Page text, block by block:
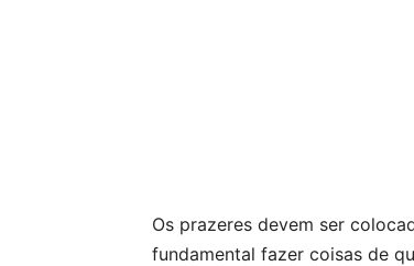
Os prazeres devem ser
fundamental fazer coisas de